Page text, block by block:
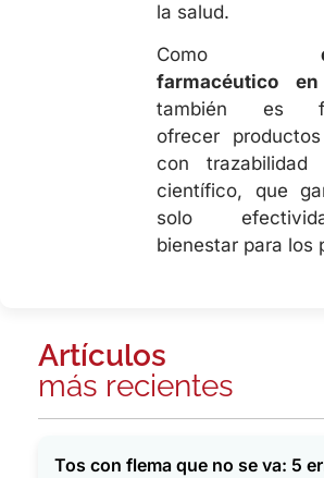
la salud.
Como
farmacéutico
también es
ofrecer
con trazabilidad
científico, que
solo
bienestar para los
Artículos
más recientes
Tos con flema que no se va: 5